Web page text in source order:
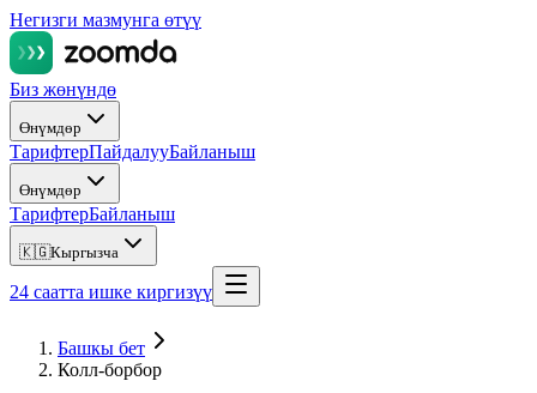
Негизги мазмунга өтүү
Биз жөнүндө
Өнүмдөр
ТарифтерПайдалууБайланыш
Өнүмдөр
ТарифтерБайланыш
🇰🇬Кыргызча
24 саатта ишке киргизүү
Башкы бет
Колл-борбор